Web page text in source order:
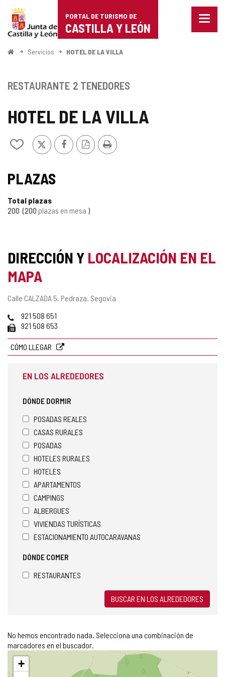
Portal
de
Turismo
Castilla
León
PORTAL DE TURISMO DE
CASTILLA Y LEÓN
Menu
InicioServicios HOTEL DE LA VILLA
HOTEL DE LA VILLA
Añadir/quitar
cuadernos
X FacebookVersión
PDF
Imprimir
RESTAURANTE 2 TENEDORES
PLAZAS
Total plazas
200 200 plazas en mesa
DIRECCIÓN Y LOCALIZACIÓN EN EL
MAPA
Dirección
Calle CALZADA 5. Pedraza. Segovia
Teléfonos
921 508 651
Fax 921 508 653
CÓMO LLEGAR
EN LOS ALREDEDORES
DÓNDE DORMIR
POSADAS REALES
CASAS RURALES
POSADAS
HOTELES RURALES
HOTELES
APARTAMENTOS
CAMPINGS
ALBERGUES
VIVIENDAS TURÍSTICAS
ESTACIONAMIENTO AUTOCARAVANAS
DÓNDE COMER
RESTAURANTES
BUSCAR EN LOS ALREDEDORES
No hemos encontrado nada. Selecciona una combinación de
marcadores en el buscador.
Saltar
mapa
+